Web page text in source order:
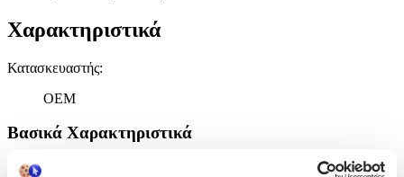
Χαρακτηριστικά
Κατασκευαστής:
OEM
Βασικά Χαρακτηριστικά
Σχέδιο